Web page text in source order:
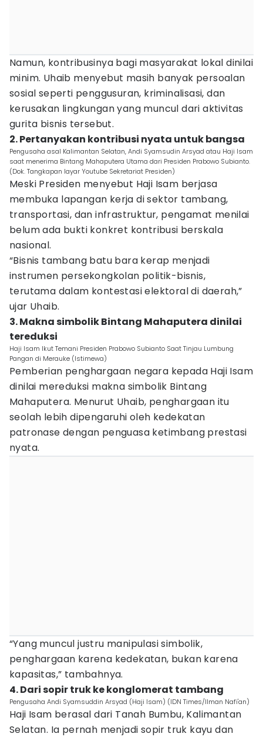
Namun, kontribusinya bagi masyarakat lokal dinilai
minim. Uhaib menyebut masih banyak persoalan
sosial seperti penggusuran, kriminalisasi, dan
kerusakan lingkungan yang muncul dari aktivitas
gurita bisnis tersebut.
2. Pertanyakan kontribusi nyata untuk bangsa
Pengusaha asal Kalimantan Selatan, Andi Syamsudin Arsyad atau Haji Isam
saat menerima Bintang Mahaputera Utama dari Presiden Prabowo Subianto.
(Dok. Tangkapan layar Youtube Sekretariat Presiden)
Meski Presiden menyebut Haji Isam berjasa
membuka lapangan kerja di sektor tambang,
transportasi, dan infrastruktur, pengamat menilai
belum ada bukti konkret kontribusi berskala
nasional.
“Bisnis tambang batu bara kerap menjadi
instrumen persekongkolan politik-bisnis,
terutama dalam kontestasi elektoral di daerah,”
ujar Uhaib.
3. Makna simbolik Bintang Mahaputera dinilai
tereduksi
Haji Isam Ikut Temani Presiden Prabowo Subianto Saat Tinjau Lumbung
Pangan di Merauke (Istimewa)
Pemberian penghargaan negara kepada Haji Isam
dinilai mereduksi makna simbolik Bintang
Mahaputera. Menurut Uhaib, penghargaan itu
seolah lebih dipengaruhi oleh kedekatan
patronase dengan penguasa ketimbang prestasi
nyata.
“Yang muncul justru manipulasi simbolik,
penghargaan karena kedekatan, bukan karena
kapasitas,” tambahnya.
4. Dari sopir truk ke konglomerat tambang
Pengusaha Andi Syamsuddin Arsyad (Haji Isam) (IDN Times/Ilman Nafi'an)
Haji Isam berasal dari Tanah Bumbu, Kalimantan
Selatan. Ia pernah menjadi sopir truk kayu dan